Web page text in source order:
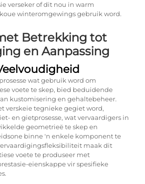
verseker of dit nou in warm
winteromgewings gebruik word.
Betrekking tot
en Aanpassing
wat gebruik word om
voete te skep, bied beduidende
kustomisering en gehaltebeheer.
verskeie tegnieke gegiet word,
en gietprosesse, wat vervaardigers in
geometrieë te skep en
binne 'n enkele komponent te
maak dit
voete te produseer met
eienskappe vir spesifieke